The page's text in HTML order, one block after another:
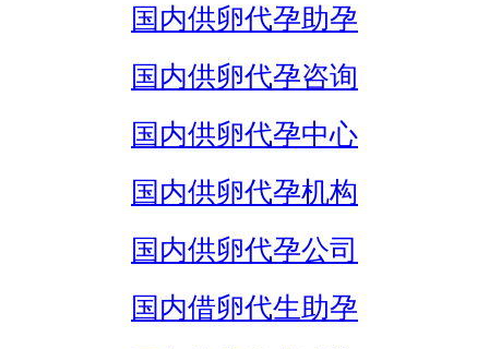
国内供卵代孕助孕
国内供卵代孕咨询
国内供卵代孕中心
国内供卵代孕机构
国内供卵代孕公司
国内借卵代生助孕